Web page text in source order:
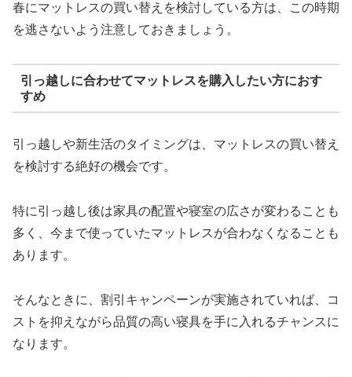
春にマットレスの買い替えを検討している方は、この時期
を逃さないよう注意しておきましょう。
引っ越しに合わせてマットレスを購入したい方におす
すめ
引っ越しや新生活のタイミングは、マットレスの買い替え
を検討する絶好の機会です。
特に引っ越し後は家具の配置や寝室の広さが変わることも
多く、今まで使っていたマットレスが合わなくなることも
あります。
そんなときに、割引キャンペーンが実施されていれば、コ
ストを抑えながら品質の高い寝具を手に入れるチャンスに
なります。